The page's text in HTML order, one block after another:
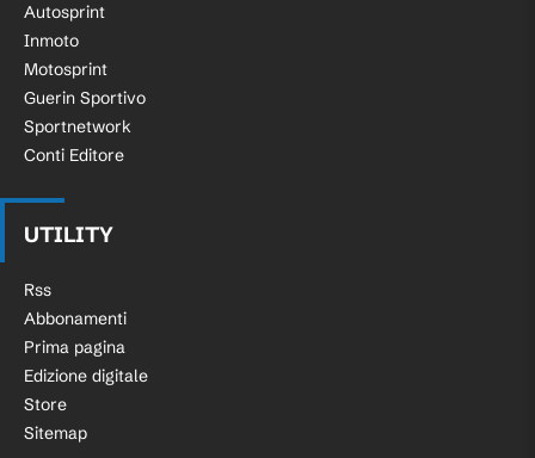
Autosprint
Inmoto
Motosprint
Guerin Sportivo
Sportnetwork
Conti Editore
UTILITY
Rss
Abbonamenti
Prima pagina
Edizione digitale
Store
Sitemap